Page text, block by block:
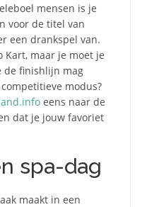
mensen is je
voor de titel van
een drankspel van.
Kart, maar je moet je
de finishlijn mag
modus?
eens naar de
dat je jouw favoriet
spa-dag
maakt in een